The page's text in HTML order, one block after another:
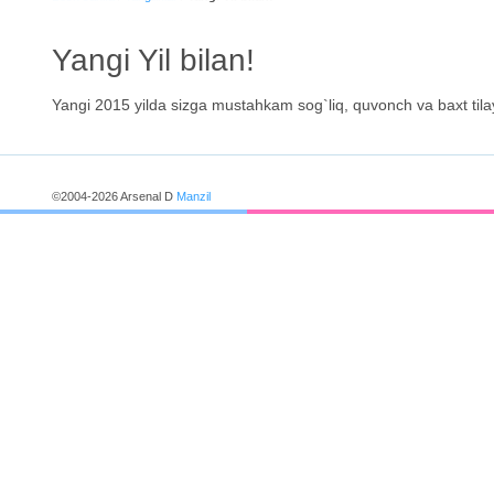
Yangi Yil bilan!
Yangi 2015 yilda sizga mustahkam sog`liq, quvonch va baxt
©2004-2026 Arsenal D Manzil